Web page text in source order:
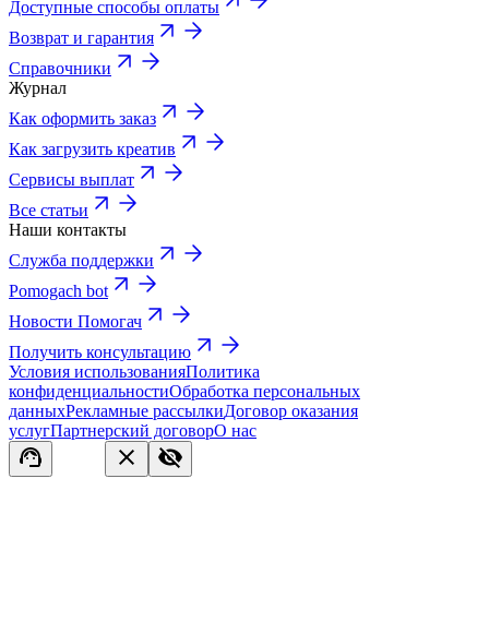
Доступные способы оплаты
Возврат и гарантия
Справочники
Журнал
Как оформить заказ
Как загрузить креатив
Сервисы выплат
Все статьи
Наши контакты
Служба поддержки
Pomogach bot
Новости Помогач
Получить консультацию
Условия использованияПолитика
конфиденциальностиОбработка персональных
данныхРекламные рассылкиДоговор оказания
услугПартнерский договорО нас